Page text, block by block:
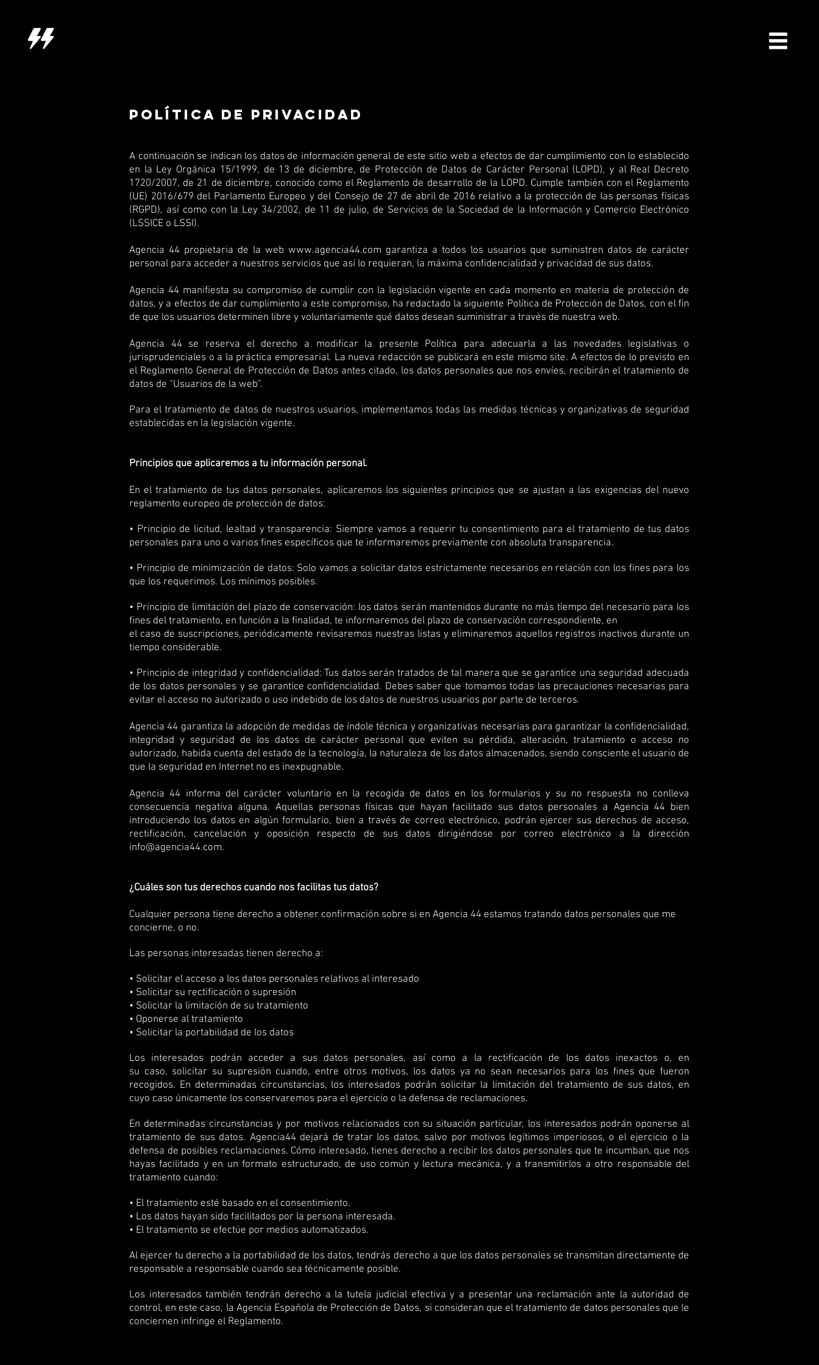
POLÍTICA DE PRIVACIDAD
A continuación se indican los datos de información general de este sitio web a efectos de dar cumplimiento con lo establecido
en la Ley Orgánica 15/1999, de 13 de diciembre, de Protección de Datos de Carácter Personal (LOPD), y al Real Decreto
1720/2007, de 21 de diciembre, conocido como el Reglamento de desarrollo de la LOPD. Cumple también con el Reglamento
(UE) 2016/679 del Parlamento Europeo y del Consejo de 27 de abril de 2016 relativo a la protección de las personas físicas
(RGPD), así como con la Ley 34/2002, de 11 de julio, de Servicios de la Sociedad de la Información y Comercio Electrónico
(LSSICE o LSSI).
Agencia 44 propietaria de la web www.agencia44.com garantiza a todos los usuarios que suministren datos de carácter
personal para acceder a nuestros servicios que así lo requieran, la máxima confidencialidad y privacidad de sus datos.
Agencia 44 manifiesta su compromiso de cumplir con la legislación vigente en cada momento en materia de protección de
datos, y a efectos de dar cumplimiento a este compromiso, ha redactado la siguiente Política de Protección de Datos, con el fin
de que los usuarios determinen libre y voluntariamente qué datos desean suministrar a través de nuestra web.
Agencia 44 se reserva el derecho a modificar la presente Política para adecuarla a las novedades legislativas o
jurisprudenciales o a la práctica empresarial. La nueva redacción se publicará en este mismo site. A efectos de lo previsto en
el Reglamento General de Protección de Datos antes citado, los datos personales que nos envíes, recibirán el tratamiento de
datos de “Usuarios de la web”.
Para el tratamiento de datos de nuestros usuarios, implementamos todas las medidas técnicas y organizativas de seguridad
establecidas en la legislación vigente.
Principios que aplicaremos a tu información personal.
En el tratamiento de tus datos personales, aplicaremos los siguientes principios que se ajustan a las exigencias del nuevo
reglamento europeo de protección de datos:
• Principio de licitud, lealtad y transparencia: Siempre vamos a requerir tu consentimiento para el tratamiento de tus datos
personales para uno o varios fines específicos que te informaremos previamente con absoluta transparencia.
• Principio de minimización de datos: Solo vamos a solicitar datos estrictamente necesarios en relación con los fines para los
que los requerimos. Los mínimos posibles.
• Principio de limitación del plazo de conservación: los datos serán mantenidos durante no más tiempo del necesario para los
fines del tratamiento, en función a la finalidad, te informaremos del plazo de conservación correspondiente, en
el caso de suscripciones, periódicamente revisaremos nuestras listas y eliminaremos aquellos registros inactivos durante un
tiempo considerable.
• Principio de integridad y confidencialidad: Tus datos serán tratados de tal manera que se garantice una seguridad adecuada
de los datos personales y se garantice confidencialidad. Debes saber que tomamos todas las precauciones necesarias para
evitar el acceso no autorizado o uso indebido de los datos de nuestros usuarios por parte de terceros.
Agencia 44 garantiza la adopción de medidas de índole técnica y organizativas necesarias para garantizar la confidencialidad,
integridad y seguridad de los datos de carácter personal que eviten su pérdida, alteración, tratamiento o acceso no
autorizado, habida cuenta del estado de la tecnología, la naturaleza de los datos almacenados, siendo consciente el usuario de
que la seguridad en Internet no es inexpugnable.
Agencia 44 informa del carácter voluntario en la recogida de datos en los formularios y su no respuesta no conlleva
consecuencia negativa alguna. Aquellas personas físicas que hayan facilitado sus datos personales a Agencia 44 bien
introduciendo los datos en algún formulario, bien a través de correo electrónico, podrán ejercer sus derechos de acceso,
rectificación, cancelación y oposición respecto de sus datos dirigiéndose por correo electrónico a la dirección
info@agencia44.com.
¿Cuáles son tus derechos cuando nos facilitas tus datos?
Cualquier persona tiene derecho a obtener confirmación sobre si en Agencia 44 estamos tratando datos personales que me
concierne, o no.
Las personas interesadas tienen derecho a:
• Solicitar el acceso a los datos personales relativos al interesado
• Solicitar su rectificación o supresión
• Solicitar la limitación de su tratamiento
• Oponerse al tratamiento
• Solicitar la portabilidad de los datos
Los interesados podrán acceder a sus datos personales, así como a la rectificación de los datos inexactos o, en
su caso, solicitar su supresión cuando, entre otros motivos, los datos ya no sean necesarios para los fines que fueron
recogidos. En determinadas circunstancias, los interesados podrán solicitar la limitación del tratamiento de sus datos, en
cuyo caso únicamente los conservaremos para el ejercicio o la defensa de reclamaciones.
En determinadas circunstancias y por motivos relacionados con su situación particular, los interesados podrán oponerse al
tratamiento de sus datos. Agencia44 dejará de tratar los datos, salvo por motivos legítimos imperiosos, o el ejercicio o la
defensa de posibles reclamaciones. Cómo interesado, tienes derecho a recibir los datos personales que te incumban, que nos
hayas facilitado y en un formato estructurado, de uso común y lectura mecánica, y a transmitirlos a otro responsable del
tratamiento cuando:
• El tratamiento esté basado en el consentimiento.
• Los datos hayan sido facilitados por la persona interesada.
• El tratamiento se efectúe por medios automatizados.
Al ejercer tu derecho a la portabilidad de los datos, tendrás derecho a que los datos personales se transmitan directamente de
responsable a responsable cuando sea técnicamente posible.
Los interesados también tendrán derecho a la tutela judicial efectiva y a presentar una reclamación ante la autoridad de
control, en este caso, la Agencia Española de Protección de Datos, si consideran que el tratamiento de datos personales que le
conciernen infringe el Reglamento.